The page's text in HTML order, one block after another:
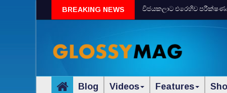
BREAKING NEWS විජයකලාට එරෙහිව
Blog Videos Features